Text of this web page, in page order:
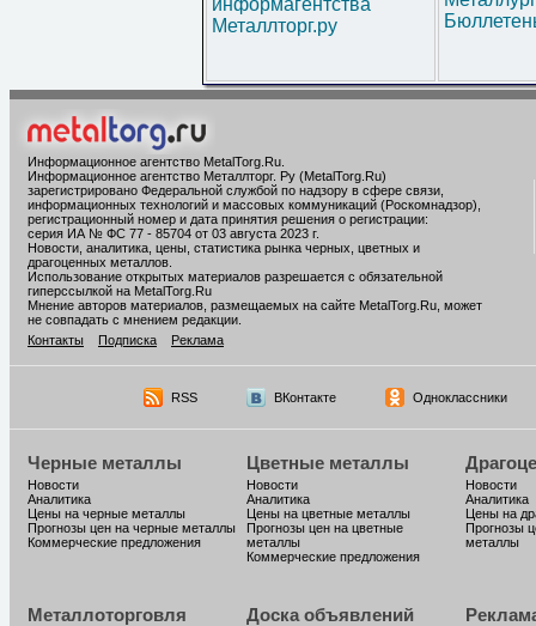
информагентства
Металлторг.ру
Информационное агентство MetalTorg.Ru
Информационное агентство Металлторг. Ру (MetalTorg.Ru)
зарегистрировано Федеральной службой по надзору в сфере связи,
информационных технологий и массовых коммуникаций (Роскомнадзор),
регистрационный номер и дата принятия решения о регистрации:
серия ИА № ФС 77 - 85704 от 03 августа 2023 г.
Новости, аналитика, цены, статистика рынка черных, цветных и
драгоценных металлов.
Использование открытых материалов разрешается с обязательной
гиперссылкой на MetalTorg.Ru
Мнение авторов материалов, размещаемых на сайте MetalTorg.Ru, может
не совпадать с мнением редакции.
Контакты
Подписка Реклама
RSS ВКонтакте Одноклассники
Черные металлы
Новости
Аналитика
Цены на черные металлы
Прогнозы цен на черные металлы
Коммерческие предложения
Цветные металлы
Новости
Аналитика
Цены на цветные металлы
Прогнозы цен на цветные
металлы
Коммерческие предложения
Новости
Аналитика
Цены на
Прогнозы
металлы
Металлоторговля Доска объявлений